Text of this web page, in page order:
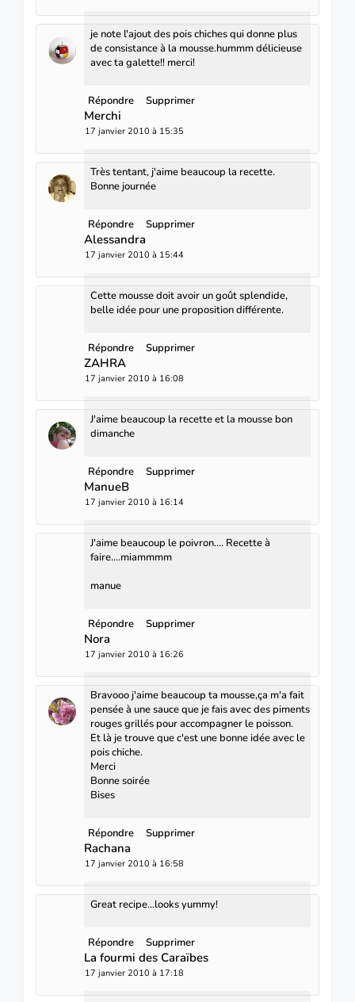
je note l'ajout des pois chiches qui donne plus
de consistance à la mousse.hummm délicieuse
avec ta galette!! merci!
Répondre Supprimer
Merchi
17 janvier 2010 à 15:35
Très tentant, j'aime beaucoup la recette.
Bonne journée
Répondre Supprimer
Alessandra
17 janvier 2010 à 15:44
Cette mousse doit avoir un goût splendide,
belle idée pour une proposition différente.
Répondre Supprimer
ZAHRA
17 janvier 2010 à 16:08
J'aime beaucoup la recette et la mousse bon
dimanche
Répondre Supprimer
ManueB
17 janvier 2010 à 16:14
J'aime beaucoup le poivron.... Recette à
faire....miammmm
manue
Répondre Supprimer
Nora
17 janvier 2010 à 16:26
Bravooo j'aime beaucoup ta mousse,ça m'a fait
pensée à une sauce que je fais avec des piments
rouges grillés pour accompagner le poisson.
Et là je trouve que c'est une bonne idée avec le
pois chiche.
Merci
Bonne soirée
Bises
Répondre Supprimer
Rachana
17 janvier 2010 à 16:58
Great recipe...looks yummy!
Répondre Supprimer
La fourmi des Caraïbes
17 janvier 2010 à 17:18